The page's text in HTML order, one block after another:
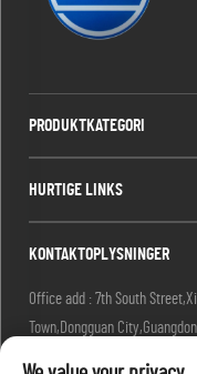
PRODUKTKATEGORI
HURTIGE LINKS
KONTAKTOPLYSNINGER
Office add : 7th South
Town,Dongguan